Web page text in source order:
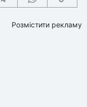
Розмістити рекламу